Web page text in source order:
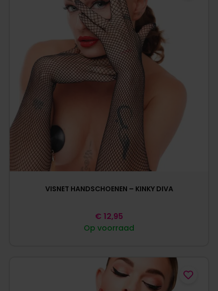
VISNET HANDSCHOENEN – KINKY DIVA
Op voorraad
€ 12,95